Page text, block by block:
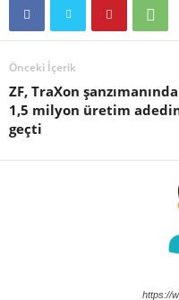
Önceki İçerik
ZF, TraXon şanzımanında
1,5 milyon üretim
geçti
https://